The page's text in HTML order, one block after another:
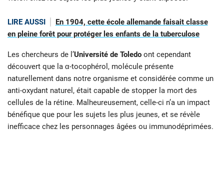
LIRE AUSSI
En 1904, cette école allemande faisait classe
en pleine forêt pour protéger les enfants de la tuberculose
Les chercheurs de l’Université de Toledo ont cependant
découvert que la α-tocophérol, molécule présente
naturellement dans notre organisme et considérée comme un
anti-oxydant naturel, était capable de stopper la mort des
cellules de la rétine. Malheureusement, celle-ci n’a un impact
bénéfique que pour les sujets les plus jeunes, et se révèle
inefficace chez les personnages âgées ou immunodéprimées.